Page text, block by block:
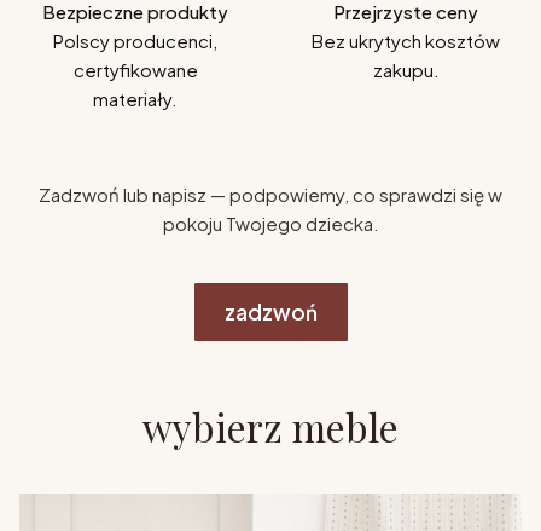
Bezpieczne produkty
Polscy producenci,
certyfikowane
materiały.
Przejrzyste ceny
Bez ukrytych kosztów
zakupu.
Zadzwoń lub napisz — podpowiemy, co sprawdzi się w
pokoju Twojego dziecka.
zadzwoń
wybierz meble